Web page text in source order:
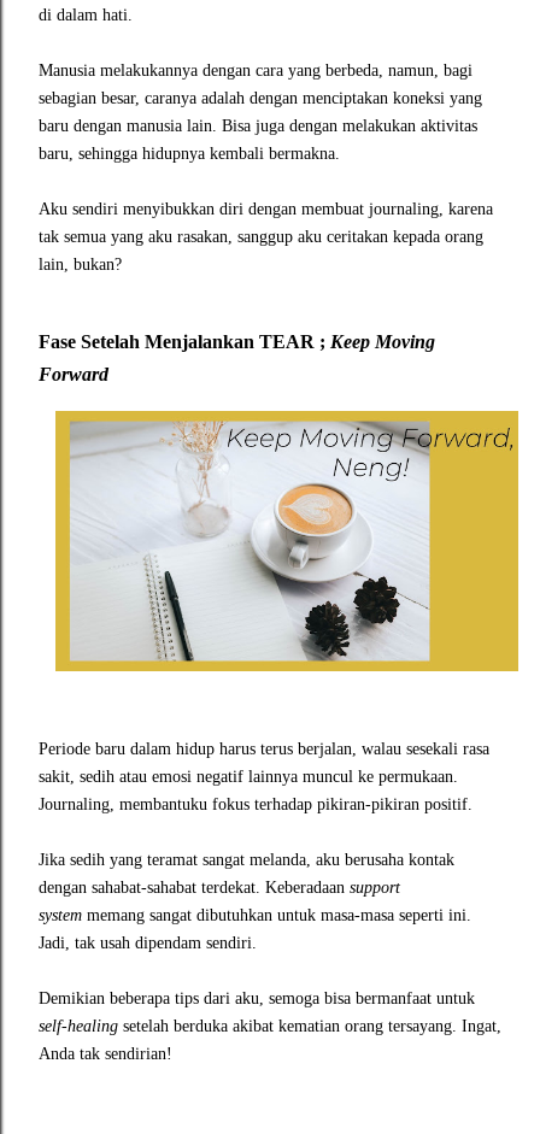
di dalam hati.
Manusia melakukannya dengan cara yang berbeda, namun, bagi
sebagian besar, caranya adalah dengan menciptakan koneksi yang
baru dengan manusia lain. Bisa juga dengan melakukan aktivitas
baru, sehingga hidupnya kembali bermakna.
Aku sendiri menyibukkan diri dengan membuat journaling, karena
tak semua yang aku rasakan, sanggup aku ceritakan kepada orang
lain, bukan?
Fase Setelah Menjalankan TEAR ; Keep Moving
Forward
Periode baru dalam hidup harus terus berjalan, walau sesekali rasa
sakit, sedih atau emosi negatif lainnya muncul ke permukaan.
Journaling, membantuku fokus terhadap pikiran-pikiran positif.
Jika sedih yang teramat sangat melanda, aku berusaha kontak
dengan sahabat-sahabat terdekat. Keberadaan support
system memang sangat dibutuhkan untuk masa-masa seperti ini.
Jadi, tak usah dipendam sendiri.
Demikian beberapa tips dari aku, semoga bisa bermanfaat untuk
self-healing setelah berduka akibat kematian orang tersayang. Ingat,
Anda tak sendirian!